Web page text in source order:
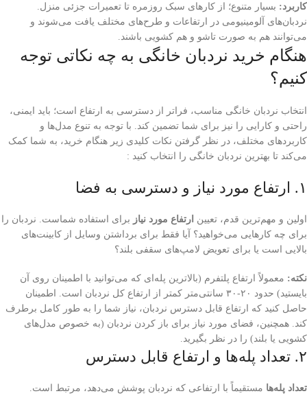
کاربرد: بسیار متنوع؛ از کارهای سبک روزمره تا تعمیرات جزئی منزل.
نردبان‌های آلومینیومی در ارتفاعات و طرح‌های مختلف یافت می‌شوند و
می‌توانند هم به صورت تاشو و هم کشویی باشند.
هنگام خرید نردبان خانگی به چه نکاتی توجه
کنیم؟
انتخاب نردبان خانگی مناسب، فراتر از دسترسی به ارتفاع است؛ باید ایمنی،
راحتی و کارایی را نیز برای شما تضمین کند. با توجه به تنوع مدل‌ها و
کاربردهای مختلف، در نظر گرفتن نکات کلیدی زیر هنگام خرید، به شما کمک
می‌کند تا بهترین نردبان خانگی را انتخاب کنید :
۱. ارتفاع مورد نیاز و دسترسی به فضا
اولین و مهم‌ترین قدم، تعیین ارتفاع مورد نیاز برای استفاده شماست. نردبان را
برای چه کارهایی می‌خواهید؟ آیا فقط برای برداشتن وسایل از کابینت‌های
بالایی است یا برای تعویض لامپ‌های سقفی بلند؟
نکته: معمولاً ارتفاع پلتفرم (بالاترین پله‌ای که می‌توانید با اطمینان روی آن
بایستید) حدود ۲۰-۳۰ سانتی‌متر کمتر از ارتفاع کل نردبان است. اطمینان
حاصل کنید که ارتفاع قابل دسترس نردبان، نیاز شما را به طور کامل برطرف
کند. همچنین، فضای مورد نیاز برای باز کردن نردبان (به خصوص مدل‌های
کشویی یا بلند) را در نظر بگیرید.
۲. تعداد پله‌ها و ارتفاع قابل دسترس
تعداد پله‌ها مستقیماً با ارتفاعی که نردبان پوشش می‌دهد، مرتبط است.